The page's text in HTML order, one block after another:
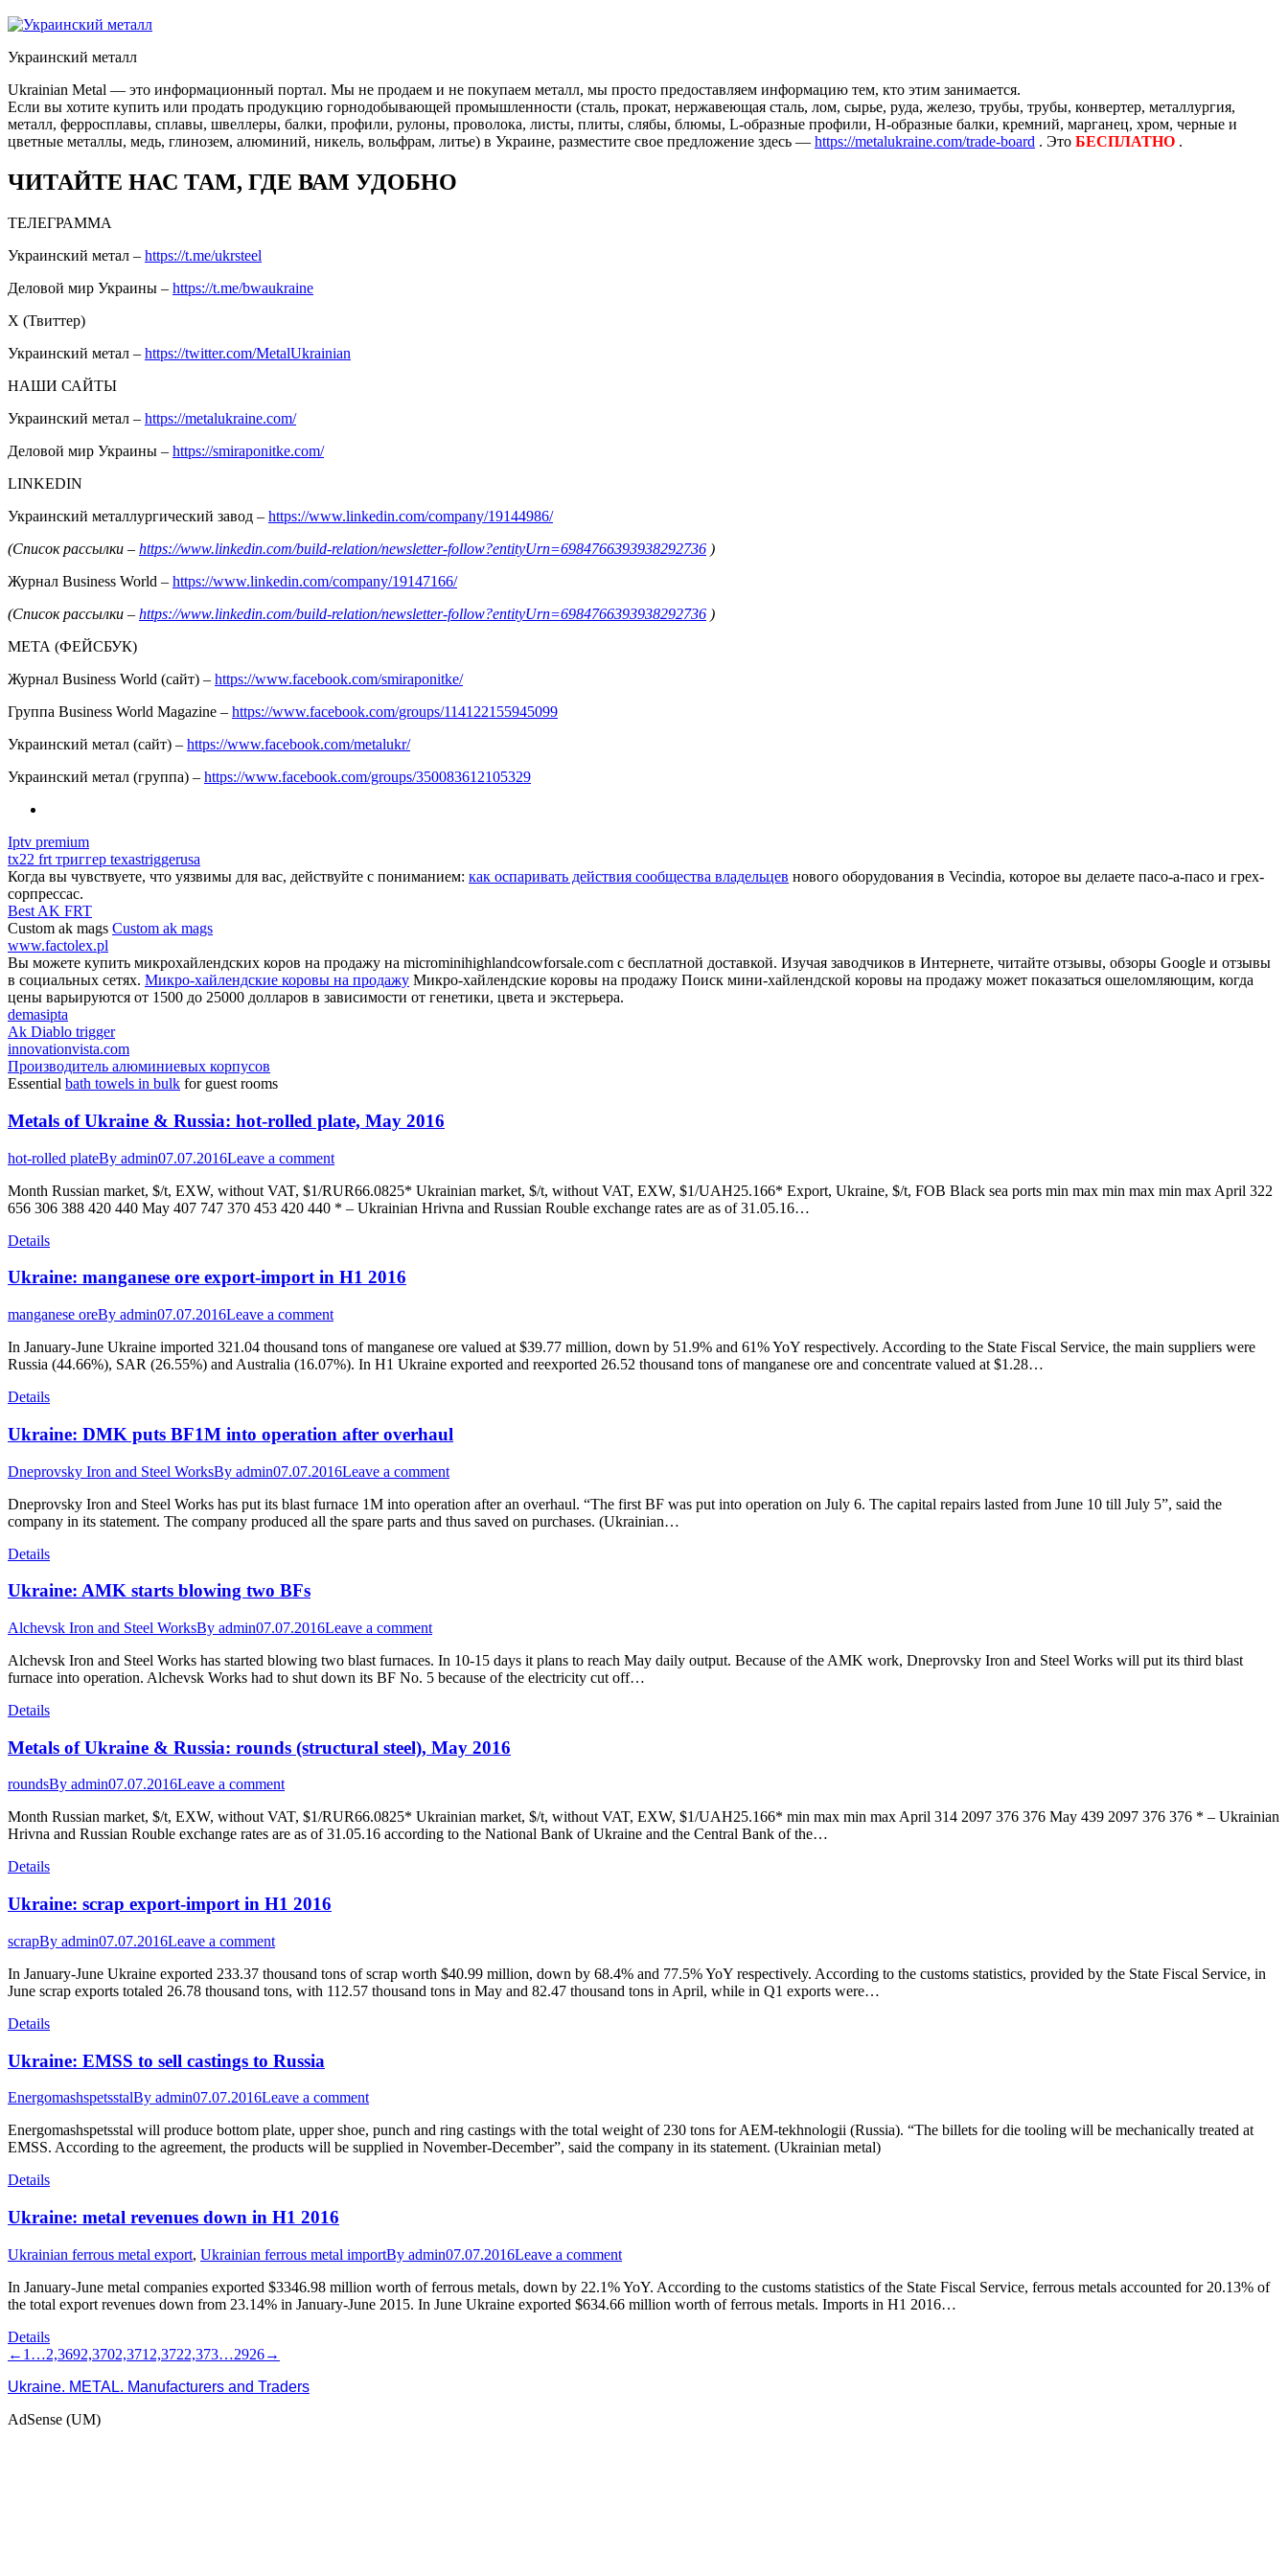
Украинский металл
Ukrainian Metal — это информационный портал. Мы не продаем и не покупаем металл, мы просто предоставляем информацию тем, кто этим занимается.
Если вы хотите купить или продать продукцию горнодобывающей промышленности (сталь, прокат, нержавеющая сталь, лом, сырье, руда, железо, трубы, трубы, конвертер, металлургия,
металл, ферросплавы, сплавы, швеллеры, балки, профили, рулоны, проволока, листы, плиты, слябы, блюмы, L-образные профили, H-образные балки, кремний, марганец, хром, черные и
цветные металлы, медь, глинозем, алюминий, никель, вольфрам, литье) в Украине, разместите свое предложение здесь — https://metalukraine.com/trade-board . Это БЕСПЛАТНО .
ЧИТАЙТЕ НАС ТАМ, ГДЕ ВАМ УДОБНО
ТЕЛЕГРАММА
Украинский метал – https://t.me/ukrsteel
Деловой мир Украины – https://t.me/bwaukraine
Х (Твиттер)
Украинский метал – https://twitter.com/MetalUkrainian
НАШИ САЙТЫ
Украинский метал – https://metalukraine.com/
Деловой мир Украины – https://smiraponitke.com/
LINKEDIN
Украинский металлургический завод – https://www.linkedin.com/company/19144986/
(Список рассылки – https://www.linkedin.com/build-relation/newsletter-follow?entityUrn=6984766393938292736 )
Журнал Business World – https://www.linkedin.com/company/19147166/
(Список рассылки – https://www.linkedin.com/build-relation/newsletter-follow?entityUrn=6984766393938292736 )
МЕТА (ФЕЙСБУК)
Журнал Business World (сайт) – https://www.facebook.com/smiraponitke/
Группа Business World Magazine – https://www.facebook.com/groups/114122155945099
Украинский метал (сайт) – https://www.facebook.com/metalukr/
Украинский метал (группа) – https://www.facebook.com/groups/350083612105329
Iptv premium
tx22 frt триггер texastriggerusa
Когда вы чувствуете, что уязвимы для вас, действуйте с пониманием: как оспаривать действия сообщества владельцев нового оборудования в Vecindia, которое вы делаете пасо-а-пасо и грех-
сорпрессас.
Best AK FRT
Custom ak mags Custom ak mags
www.factolex.pl
Вы можете купить микрохайлендских коров на продажу на microminihighlandcowforsale.com с бесплатной доставкой. Изучая заводчиков в Интернете, читайте отзывы, обзоры Google и отзывы
в социальных сетях. Микро-хайлендские коровы на продажу Микро-хайлендские коровы на продажу Поиск мини-хайлендской коровы на продажу может показаться ошеломляющим, когда
цены варьируются от 1500 до 25000 долларов в зависимости от генетики, цвета и экстерьера.
demasipta
Ak Diablo trigger
innovationvista.com
Производитель алюминиевых корпусов
Essential bath towels in bulk for guest rooms
Metals of Ukraine & Russia: hot-rolled plate, May 2016
hot-rolled plateBy admin07.07.2016Leave a comment
Month Russian market, $/t, EXW, without VAT, $1/RUR66.0825* Ukrainian market, $/t, without VAT, EXW, $1/UAH25.166* Export, Ukraine, $/t, FOB Black sea ports min max min max min max April 322
656 306 388 420 440 May 407 747 370 453 420 440 * – Ukrainian Hrivna and Russian Rouble exchange rates are as of 31.05.16…
Details
Ukraine: manganese ore export-import in H1 2016
manganese oreBy admin07.07.2016Leave a comment
In January-June Ukraine imported 321.04 thousand tons of manganese ore valued at $39.77 million, down by 51.9% and 61% YoY respectively. According to the State Fiscal Service, the main suppliers were
Russia (44.66%), SAR (26.55%) and Australia (16.07%). In H1 Ukraine exported and reexported 26.52 thousand tons of manganese ore and concentrate valued at $1.28…
Details
Ukraine: DMK puts BF1M into operation after overhaul
Dneprovsky Iron and Steel WorksBy admin07.07.2016Leave a comment
Dneprovsky Iron and Steel Works has put its blast furnace 1M into operation after an overhaul. “The first BF was put into operation on July 6. The capital repairs lasted from June 10 till July 5”, said the
company in its statement. The company produced all the spare parts and thus saved on purchases. (Ukrainian…
Details
Ukraine: AMK starts blowing two BFs
Alchevsk Iron and Steel WorksBy admin07.07.2016Leave a comment
Alchevsk Iron and Steel Works has started blowing two blast furnaces. In 10-15 days it plans to reach May daily output. Because of the AMK work, Dneprovsky Iron and Steel Works will put its third blast
furnace into operation. Alchevsk Works had to shut down its BF No. 5 because of the electricity cut off…
Details
Metals of Ukraine & Russia: rounds (structural steel), May 2016
roundsBy admin07.07.2016Leave a comment
Month Russian market, $/t, EXW, without VAT, $1/RUR66.0825* Ukrainian market, $/t, without VAT, EXW, $1/UAH25.166* min max min max April 314 2097 376 376 May 439 2097 376 376 * – Ukrainian
Hrivna and Russian Rouble exchange rates are as of 31.05.16 according to the National Bank of Ukraine and the Central Bank of the…
Details
Ukraine: scrap export-import in H1 2016
scrapBy admin07.07.2016Leave a comment
In January-June Ukraine exported 233.37 thousand tons of scrap worth $40.99 million, down by 68.4% and 77.5% YoY respectively. According to the customs statistics, provided by the State Fiscal Service, in
June scrap exports totaled 26.78 thousand tons, with 112.57 thousand tons in May and 82.47 thousand tons in April, while in Q1 exports were…
Details
Ukraine: EMSS to sell castings to Russia
EnergomashspetsstalBy admin07.07.2016Leave a comment
Energomashspetsstal will produce bottom plate, upper shoe, punch and ring castings with the total weight of 230 tons for AEM-tekhnologii (Russia). “The billets for die tooling will be mechanically treated at
EMSS. According to the agreement, the products will be supplied in November-December”, said the company in its statement. (Ukrainian metal)
Details
Ukraine: metal revenues down in H1 2016
Ukrainian ferrous metal export, Ukrainian ferrous metal importBy admin07.07.2016Leave a comment
In January-June metal companies exported $3346.98 million worth of ferrous metals, down by 22.1% YoY. According to the customs statistics of the State Fiscal Service, ferrous metals accounted for 20.13% of
the total export revenues down from 23.14% in January-June 2015. In June Ukraine exported $634.66 million worth of ferrous metals. Imports in H1 2016…
Details
← 1 …2,3692,3702,371 2,3722,373…2926→
Ukraine. METAL. Manufacturers and Traders
AdSense (UM)